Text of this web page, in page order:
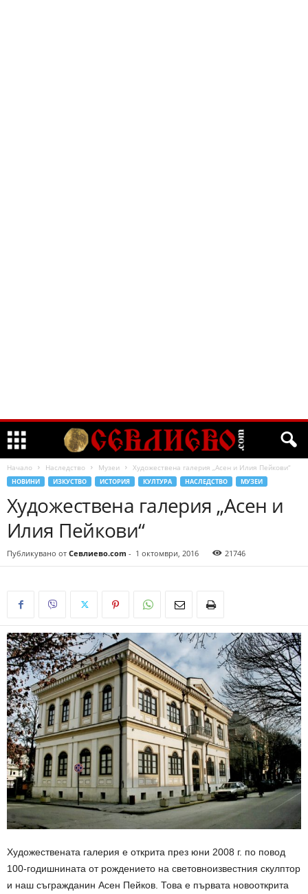
Начало Наследство Музеи Художествена галерия „Асен и Илия Пейкови“
НОВИНИ ИЗКУСТВО ИСТОРИЯ КУЛТУРА НАСЛЕДСТВО МУЗЕИ
Художествена галерия „Асен и
Илия Пейкови“
Публикувано от Севлиево.com - 1 октомври, 2016 21746
Художествената галерия е открита през юни 2008 г. по повод
100-годишнината от рождението на световноизвестния скулптор
и наш съгражданин Асен Пейков. Това е първата новооткрита